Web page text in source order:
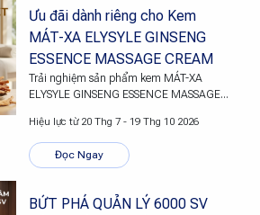
Ưu đãi dành riêng cho Kem
MÁT-XA ELYSYLE GINSENG
ESSENCE MASSAGE CREAM
Trải nghiệm sản phẩm kem MÁT-XA
ELYSYLE GINSENG ESSENCE MASSAGE
nay
Hiệu lực từ 20 Thg 7 - 19 Thg 10 2026
Đọc Ngay
BỨT PHÁ QUẢN LÝ 6000 SV